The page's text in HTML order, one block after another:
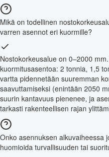
Mikä on todellinen
varren asennot eri kuormille?
Nostokorkeusalue on 0–2000
kuormitusasentoa: 2 tonnia, 1,5
vartta pidennetään suuremman
saavuttamiseksi (enintään 2050
suurin kantavuus pienenee, ja
tarkasti rakenteellisen rajan
Onko asennuksen alkuvaiheessa
huomioida turvallisuuden tai